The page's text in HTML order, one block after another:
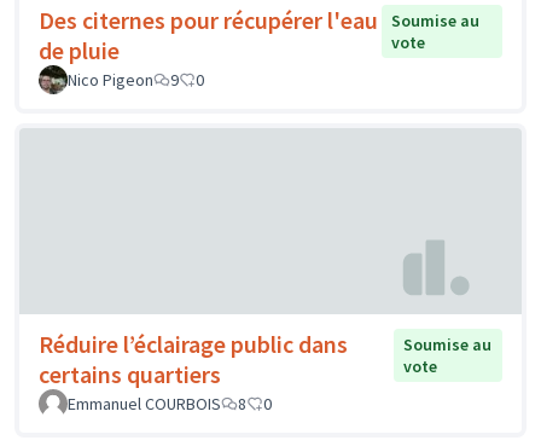
Des citernes pour récupérer l'eau
de pluie
Soumise au
vote
Nico Pigeon
9 0
Réduire l’éclairage public dans
certains quartiers
Soumise au
vote
Emmanuel COURBOIS
8 0